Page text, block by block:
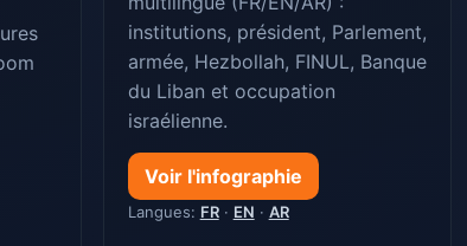
institutions, président, Parlement,
armée, Hezbollah, FINUL, Banque
du Liban et occupation
israélienne.
Voir l'infographie
Langues: FR· EN · AR